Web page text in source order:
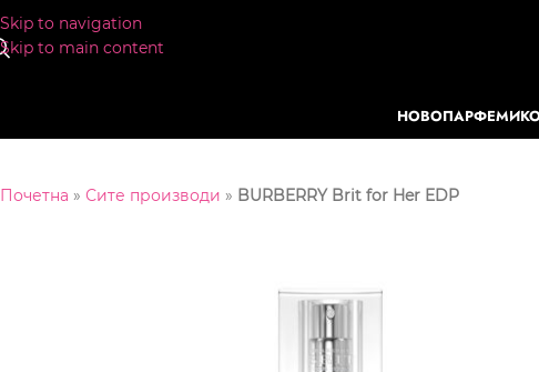
Skip to navigation
Skip to main content
НОВОПАРФЕМИ
Почетна » Сите производи » BURBERRY Brit for Her EDP